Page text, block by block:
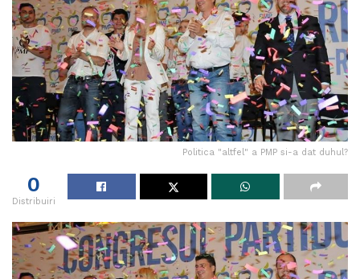
Politica "altfel" a PMP si-a dat duhul?
0
Distribuiri